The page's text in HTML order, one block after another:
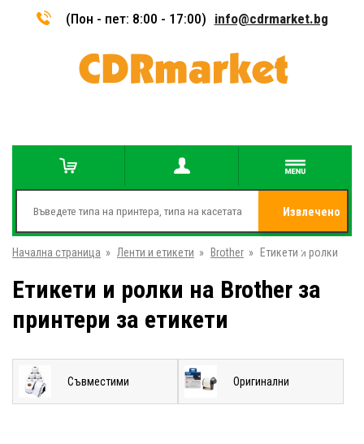
(Пон - пет: 8:00 - 17:00) info@cdrmarket.bg
Извлечено
от
Начална страница » Ленти и етикети » Brother » Етикети и ролки
Етикети и ролки на Brother за
принтери за етикети
Съвместими Оригинални